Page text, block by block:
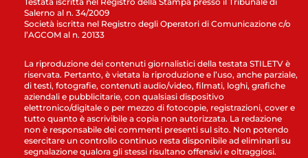
Salerno al n. 34/2009
Società iscritta nel Registro degli Operatori di Comunicazione c/o
l’AGCOM al n. 20133
La riproduzione dei contenuti giornalistici della testata STILETV è
riservata. Pertanto, è vietata la riproduzione e l’uso, anche parziale,
di testi, fotografie, contenuti audio/video, filmati, loghi, grafiche
aziendali e pubblicitarie, con qualsiasi dispositivo
elettronico/digitale o per mezzo di fotocopie, registrazioni, cover e
tutto quanto è ascrivibile a copia non autorizzata. La redazione
non è responsabile dei commenti presenti sul sito. Non potendo
esercitare un controllo continuo resta disponibile ad eliminarli su
segnalazione qualora gli stessi risultano offensivi e oltraggiosi.